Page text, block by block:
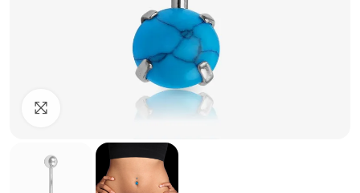
Clique para ampliar